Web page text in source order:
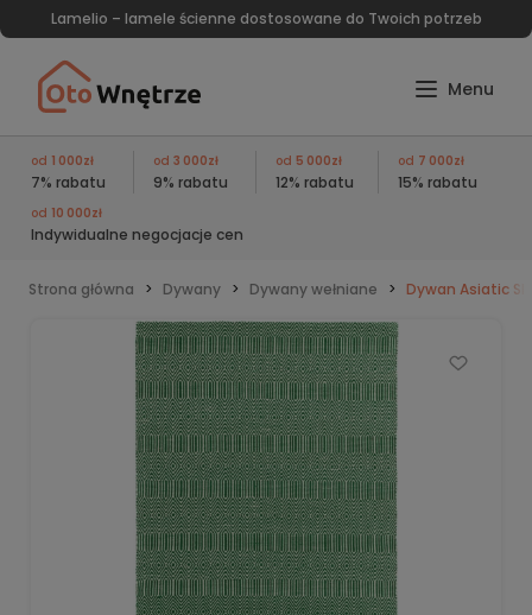
Lamelio – lamele ścienne dostosowane do Twoich potrzeb
od 1 000zł
7% rabatu
od 3 000zł
9% rabatu
od 5 000zł
12% rabatu
od 7 000zł
15% rabatu
od 10 000zł
Indywidualne negocjacje cen
Strona główna Dywany Dywany wełniane Dywan Asiatic